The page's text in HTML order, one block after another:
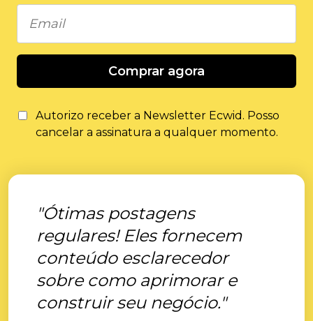
Comprar agora
Autorizo ​​receber a Newsletter Ecwid. Posso
cancelar a assinatura a qualquer momento.
"Ótimas postagens
regulares! Eles fornecem
conteúdo esclarecedor
sobre como aprimorar e
construir seu negócio."